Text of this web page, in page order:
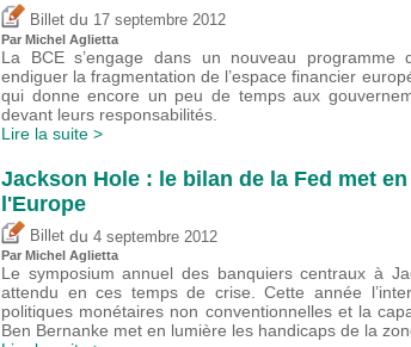
Billet du 17 septembre 2012
Par Michel Aglietta
La BCE s’engage dans un nouveau programme
endiguer la fragmentation de l’espace financier
qui donne encore un peu de temps aux
devant leurs responsabilités.
Lire la suite >
Jackson Hole : le bilan de la Fed met
l'Europe
Billet du 4 septembre 2012
Par Michel Aglietta
Le symposium annuel des banquiers centraux à
attendu en ces temps de crise. Cette année
politiques monétaires non conventionnelles et la
Ben Bernanke met en lumière les handicaps de la